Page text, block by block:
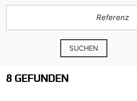
SUCHEN
8 GEFUNDEN